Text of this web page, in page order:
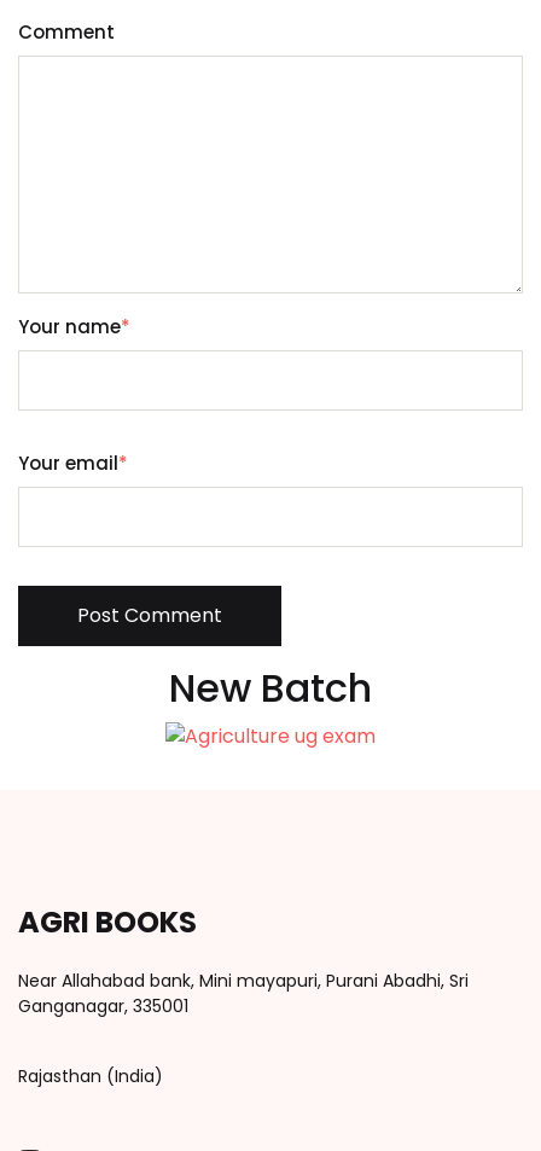
Comment
Your name*
Your email*
Post Comment
New Batch
AGRI BOOKS
Near Allahabad bank, Mini mayapuri, Purani Abadhi, Sri
Ganganagar, 335001
Rajasthan (India)